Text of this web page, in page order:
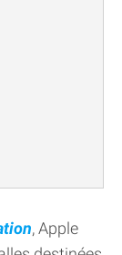
, Apple